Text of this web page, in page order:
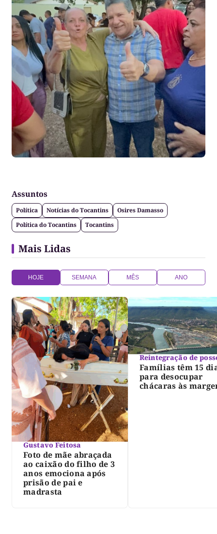
Assuntos
Política Notícias do Tocantins
Osires Damasso
Política do Tocantins
Tocantins
Mais Lidas
HOJE SEMANA MÊS ANO
Gustavo Feitosa
Foto de mãe abraçada
ao caixão do filho de 3
anos emociona após
prisão de pai e
madrasta
Reintegração de
Famílias têm 15
para desocupar
chácaras às